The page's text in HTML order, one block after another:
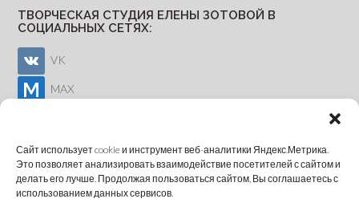
Сайт использует cookie и инструмент веб-аналитики Яндекс.Метрика.
Это позволяет анализировать взаимодействие посетителей с сайтом и
делать его лучше. Продолжая пользоваться сайтом, Вы соглашаетесь с
использованием данных сервисов.
ТВОРЧЕСКАЯ СТУДИЯ ЕЛЕНЫ ЗОТОВОЙ В
СОЦИАЛЬНЫХ СЕТЯХ:
VK
MAX
ОНЛАЙН-ЗАПИСЬ